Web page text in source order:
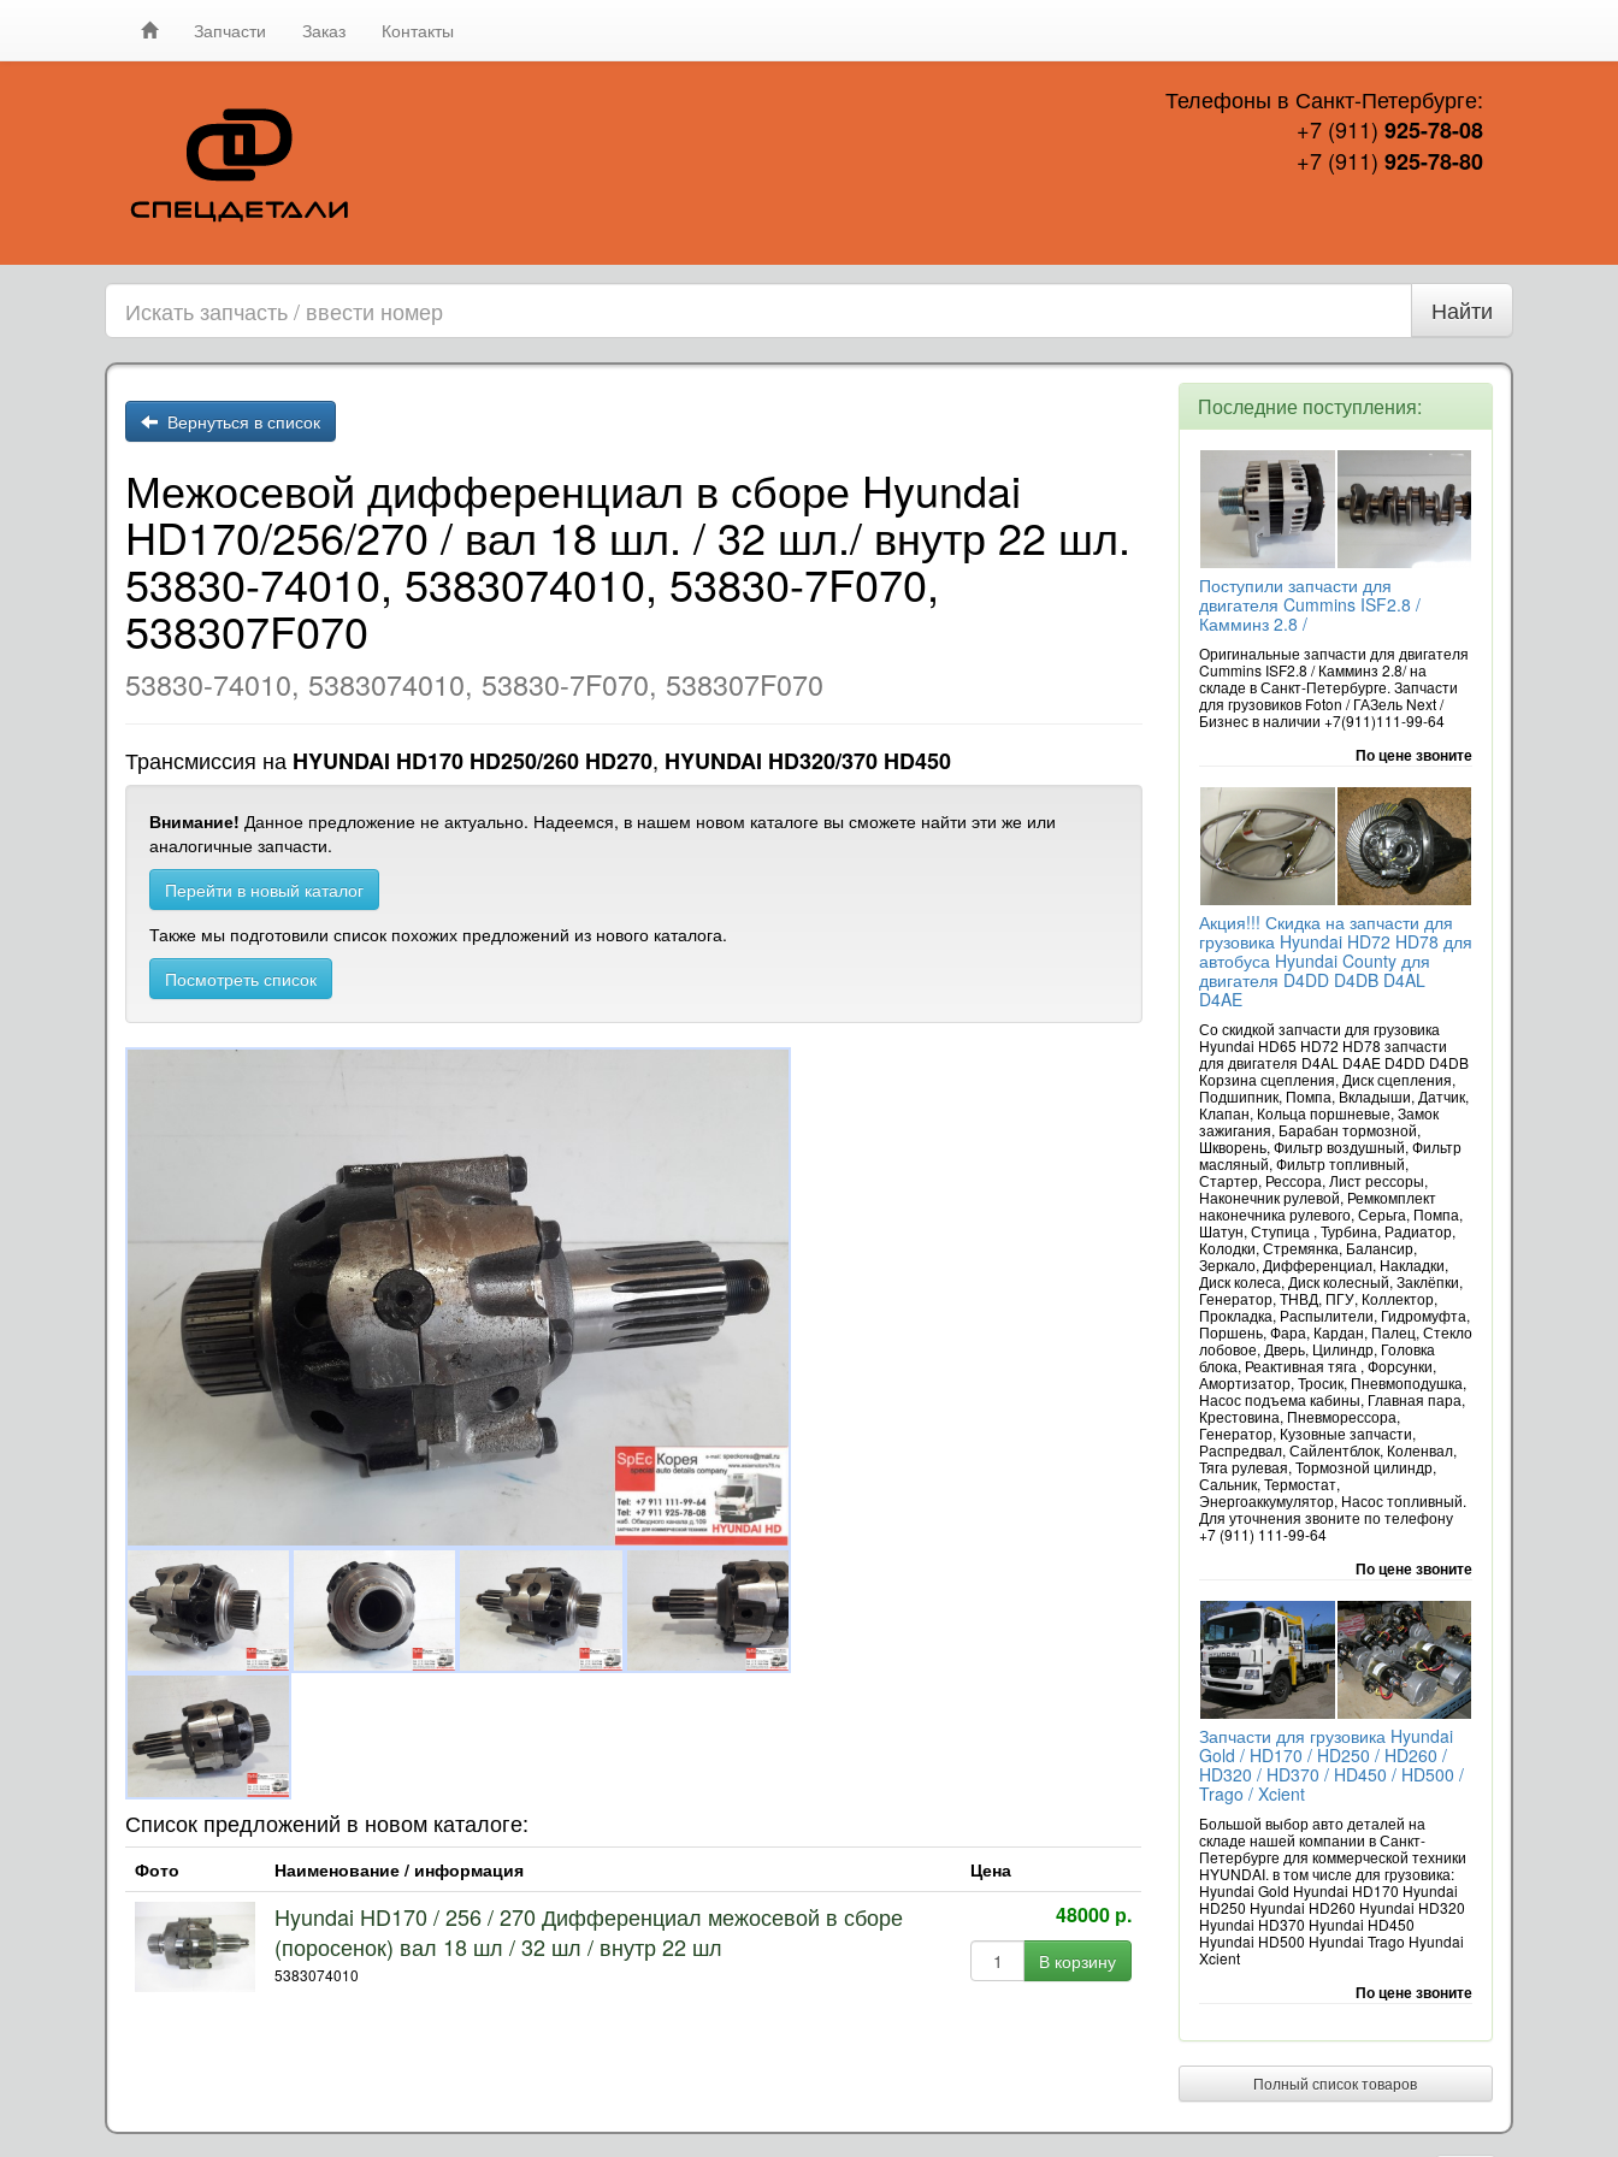
Запчасти Заказ Контакты
Телефоны в Санкт-Петербурге:
+7 (911) 925-78-08
+7 (911) 925-78-80
Найти
Вернуться в список
Межосевой дифференциал в сборе Hyundai
HD170/256/270 / вал 18 шл. / 32 шл./ внутр 22 шл.
53830-74010, 5383074010, 53830-7F070,
538307F070
53830-74010, 5383074010, 53830-7F070, 538307F070
Трансмиссия на HYUNDAI HD170 HD250/260 HD270, HYUNDAI HD320/370 HD450
Внимание! Данное предложение не актуально. Надеемся, в нашем новом каталоге вы сможете найти эти же или
аналогичные запчасти.
Перейти в новый каталог
Также мы подготовили список похожих предложений из нового каталога.
Посмотреть список
Список предложений в новом каталоге:
Фото Наименование / информация Цена
Hyundai HD170 / 256 / 270 Дифференциал межосевой в сборе
(поросенок) вал 18 шл / 32 шл / внутр 22 шл
5383074010
48000 р.
В корзину
Последние поступления:
Поступили запчасти для
двигателя Cummins ISF2.8 /
Камминз 2.8 /
Оригинальные запчасти для двигателя
Cummins ISF2.8 / Камминз 2.8/ на
складе в Санкт-Петербурге. Запчасти
для грузовиков Foton / ГАЗель Next /
Бизнес в наличии +7(911)111-99-64
По цене звоните
Акция!!! Скидка на запчасти для
грузовика Hyundai HD72 HD78 для
автобуса Hyundai County для
двигателя D4DD D4DB D4AL
D4AE
Со скидкой запчасти для грузовика
Hyundai HD65 HD72 HD78 запчасти
для двигателя D4AL D4AE D4DD D4DB
Корзина сцепления, Диск сцепления,
Подшипник, Помпа, Вкладыши, Датчик,
Клапан, Кольца поршневые, Замок
зажигания, Барабан тормозной,
Шкворень, Фильтр воздушный, Фильтр
масляный, Фильтр топливный,
Стартер, Рессора, Лист рессоры,
Наконечник рулевой, Ремкомплект
наконечника рулевого, Серьга, Помпа,
Шатун, Ступица , Турбина, Радиатор,
Колодки, Стремянка, Балансир,
Зеркало, Дифференциал, Накладки,
Диск колеса, Диск колесный, Заклёпки,
Генератор, ТНВД, ПГУ, Коллектор,
Прокладка, Распылители, Гидромуфта,
Поршень, Фара, Кардан, Палец, Стекло
лобовое, Дверь, Цилиндр, Головка
блока, Реактивная тяга , Форсунки,
Амортизатор, Тросик, Пневмоподушка,
Насос подъема кабины, Главная пара,
Крестовина, Пневморессора,
Генератор, Кузовные запчасти,
Распредвал, Сайлентблок, Коленвал,
Тяга рулевая, Тормозной цилиндр,
Сальник, Термостат,
Энергоаккумулятор, Насос топливный.
Для уточнения звоните по телефону
+7 (911) 111-99-64
По цене звоните
Запчасти для грузовика Hyundai
Gold / HD170 / HD250 / HD260 /
HD320 / HD370 / HD450 / HD500 /
Trago / Xcient
Большой выбор авто деталей на
складе нашей компании в Санкт-
Петербурге для коммерческой техники
HYUNDAI. в том числе для грузовика:
Hyundai Gold Hyundai HD170 Hyundai
HD250 Hyundai HD260 Hyundai HD320
Hyundai HD370 Hyundai HD450
Hyundai HD500 Hyundai Trago Hyundai
Xcient
По цене звоните
Полный список товаров